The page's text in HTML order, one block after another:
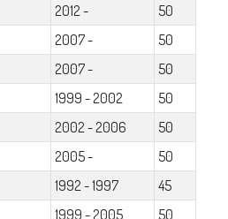
2012 -
50
2007 -
50
2007 -
50
1999 - 2002
50
2002 - 2006
50
2005 -
50
1992 - 1997
45
1999 - 2005
50